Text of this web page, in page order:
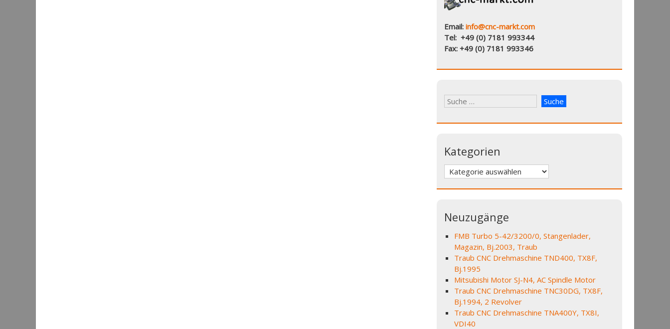
Email: info@cnc-markt.com
Tel: +49 (0) 7181 993344
Fax: +49 (0) 7181 993346
Kategorien
Kategorien
Neuzugänge
FMB Turbo 5-42/3200/0, Stangenlader,
Magazin, Bj.2003, Traub
Traub CNC Drehmaschine TND400, TX8F,
Bj.1995
Mitsubishi Motor SJ-N4, AC Spindle Motor
Traub CNC Drehmaschine TNC30DG, TX8F,
Bj.1994, 2 Revolver
Traub CNC Drehmaschine TNA400Y, TX8I,
VDI40